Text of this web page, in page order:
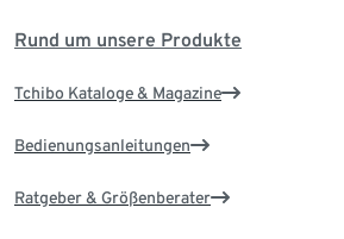
Rund um unsere Produkte
Tchibo Kataloge & Magazine
Bedienungsanleitungen
Ratgeber & Größenberater